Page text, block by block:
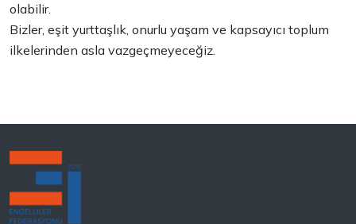
olabilir.
Bizler, eşit yurttaşlık, onurlu yaşam ve kapsayıcı toplum
ilkelerinden asla vazgeçmeyeceğiz.